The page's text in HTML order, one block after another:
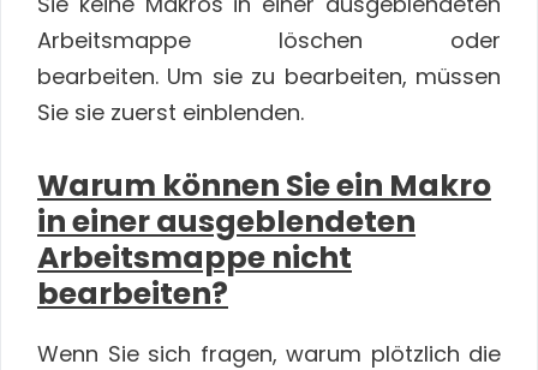
Arbeitsmappe löschen oder
bearbeiten. Um sie zu bearbeiten, müssen
Sie sie zuerst einblenden.
Warum können Sie ein Makro
in einer ausgeblendeten
Arbeitsmappe nicht
bearbeiten?
Wenn Sie sich fragen, warum plötzlich die